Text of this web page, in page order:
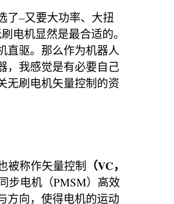
了–又要大功率、大扭
电机显然是最合适的。
直驱。那么作为机器人
，我感觉是有必要自己
无刷电机矢量控制的资
被称作矢量控制 （VC，
步电机（PMSM）高效
方向，使得电机的运动